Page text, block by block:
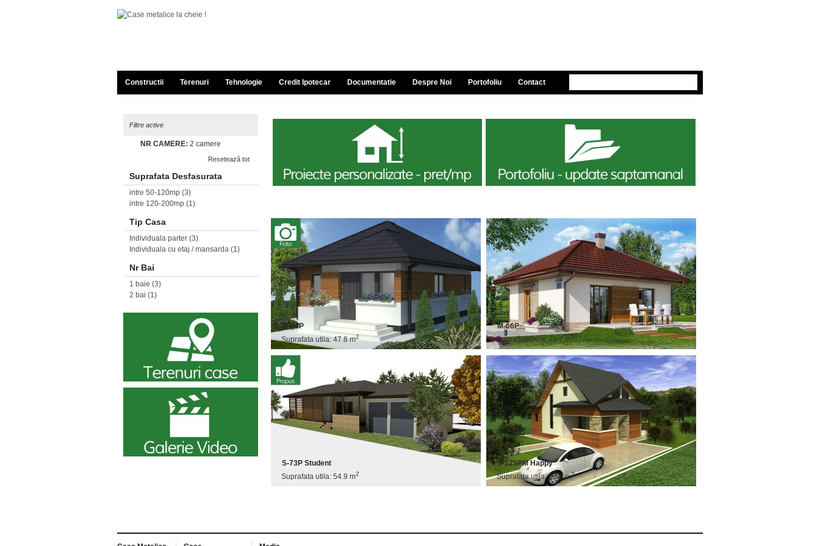
Constructii Terenuri Tehnologie Credit Ipotecar Documentatie Despre Noi Portofoliu Contact
M-64P
Suprafata utila: 47.8 m2
M-66P
Suprafata utila: 49.7 m2
S-73P Student
Suprafata utila: 54.9 m2
S-125PM Happy
Suprafata utila: 93.8 m2
Filtre active
NR CAMERE: 2 camere
Resetează tot
Suprafata Desfasurata
intre 50-120mp (3)
intre 120-200mp (1)
Tip Casa
Individuala parter (3)
Individuala cu etaj / mansarda (1)
Nr Bai
1 baie (3)
2 bai (1)